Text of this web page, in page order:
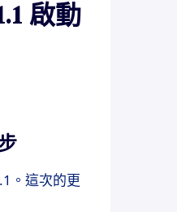
啟動
。這次的更